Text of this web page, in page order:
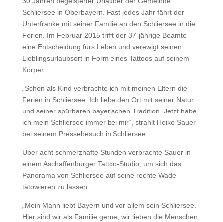
Schliersee in Oberbayern. Fast jedes Jahr fährt der
Unterfranke mit seiner Familie an den Schliersee in die
Ferien. Im Februar 2015 trifft der 37-jährige Beamte
eine Entscheidung fürs Leben und verewigt seinen
Lieblingsurlaubsort in Form eines Tattoos auf seinem
Körper.
„Schon als Kind verbrachte ich mit meinen Eltern die
Ferien in Schliersee. Ich liebe den Ort mit seiner Natur
und seiner spürbaren bayerischen Tradition. Jetzt habe
ich mein Schliersee immer bei mir“, strahlt Heiko Sauer
bei seinem Pressebesuch in Schliersee.
Über acht schmerzhafte Stunden verbrachte Sauer in
einem Aschaffenburger Tattoo-Studio, um sich das
Panorama von Schliersee auf seine rechte Wade
tätowieren zu lassen.
„Mein Mann liebt Bayern und vor allem sein Schliersee.
Hier sind wir als Familie gerne, wir lieben die Menschen,